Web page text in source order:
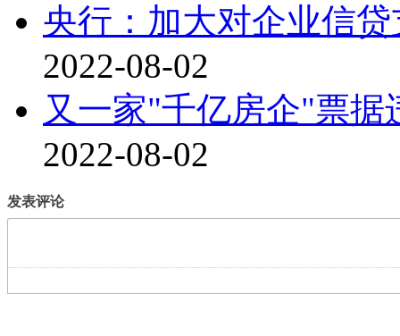
央行：加大对企业信
2022-08-02
又一家"千亿房企"票
2022-08-02
发表评论